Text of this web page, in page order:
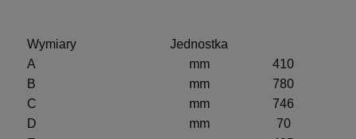
Wymiary
Jednostka
A
mm
410
B
mm
780
C
mm
746
D
mm
70